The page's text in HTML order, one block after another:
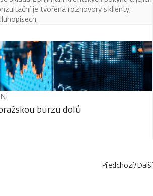
je tvořena rozhovory s klienty,
burzu dolů
Předchozí/Další